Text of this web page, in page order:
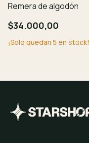
Remera de algodón
$34.000,00
¡Solo quedan 5 en stock!